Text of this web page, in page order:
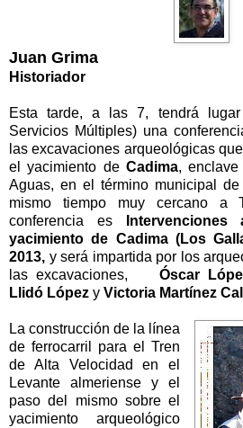
Juan Grima
Historiador
Esta tarde, a las 7, tendrá
Servicios Múltiples) una
las excavaciones arqueológicas
el yacimiento de Cadima,
Aguas, en el término municipal
mismo tiempo muy cercano
conferencia es
yacimiento de Cadima (Los
2013, y será impartida por los
las excavaciones, Óscar
Llidó López y Victoria Martínez
La construcción de la línea
de ferrocarril para el Tren
de Alta Velocidad en el
Levante almeriense y el
paso del mismo sobre el
yacimiento arqueológico